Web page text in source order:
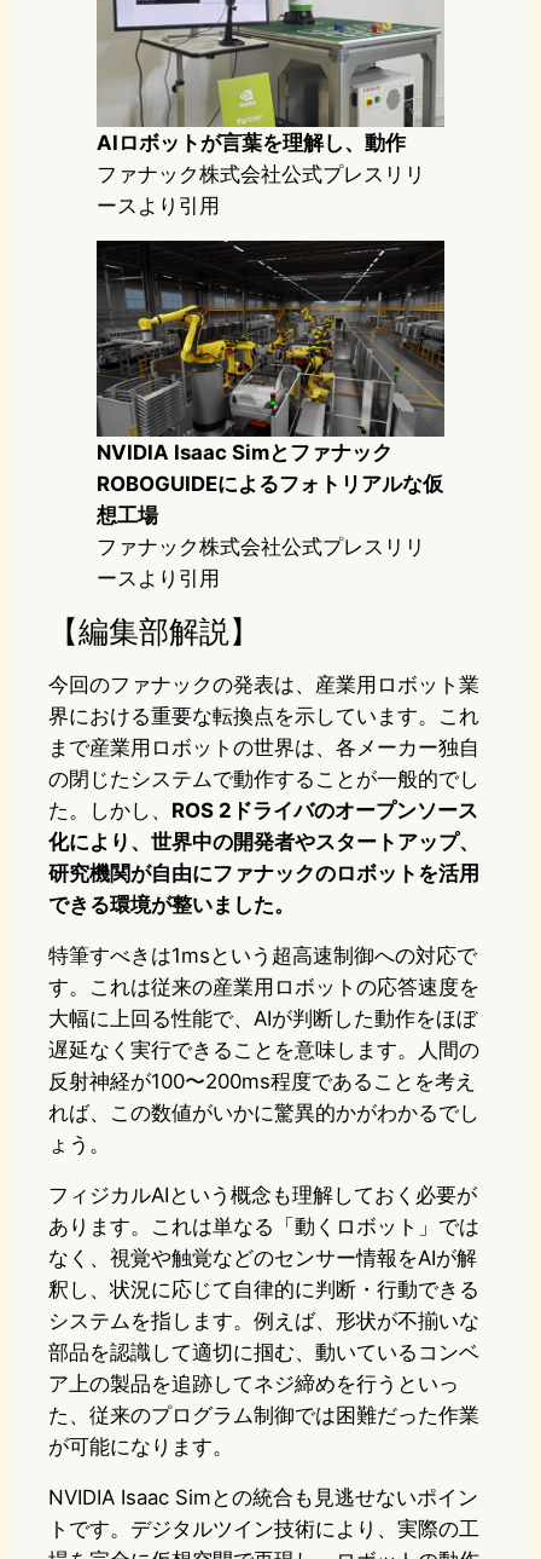
AIロボットが言葉を理解し、動作
ファナック株式会社公式プレスリリ
ースより引用
NVIDIA Isaac Simとファナック
ROBOGUIDEによるフォトリアルな仮
想工場
ファナック株式会社公式プレスリリ
ースより引用
【編集部解説】
今回のファナックの発表は、産業用ロボット業
界における重要な転換点を示しています。これ
まで産業用ロボットの世界は、各メーカー独自
の閉じたシステムで動作することが一般的でし
た。しかし、 ROS 2ドライバのオープンソース
化により、世界中の開発者やスタートアップ、
研究機関が自由にファナックのロボットを活用
できる環境が整いました。
特筆すべきは1msという超高速制御への対応で
す。これは従来の産業用ロボットの応答速度を
大幅に上回る性能で、AIが判断した動作をほぼ
遅延なく実行できることを意味します。人間の
反射神経が100〜200ms程度であることを考え
れば、この数値がいかに驚異的かがわかるでし
ょう。
フィジカルAIという概念も理解しておく必要が
あります。これは単なる「動くロボット」では
なく、視覚や触覚などのセンサー情報をAIが解
釈し、状況に応じて自律的に判断・行動できる
システムを指します。例えば、形状が不揃いな
部品を認識して適切に掴む、動いているコンベ
ア上の製品を追跡してネジ締めを行うといっ
た、従来のプログラム制御では困難だった作業
が可能になります。
NVIDIA Isaac Simとの統合も見逃せないポイン
トです。デジタルツイン技術により、実際の工